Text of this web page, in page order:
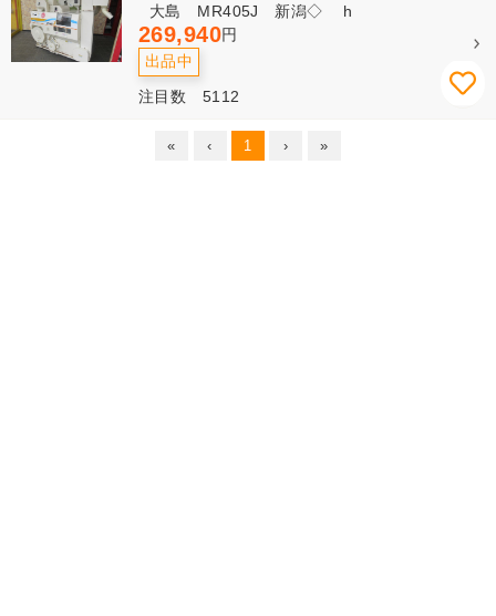
大島 MR405J 新潟◇ h
269,940円
出品中
注目数 5112
« ‹ 1 › »